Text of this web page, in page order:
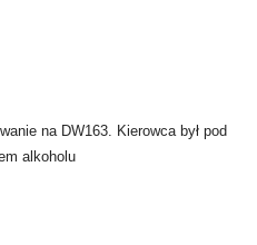
na DW163. Kierowca był pod
alkoholu